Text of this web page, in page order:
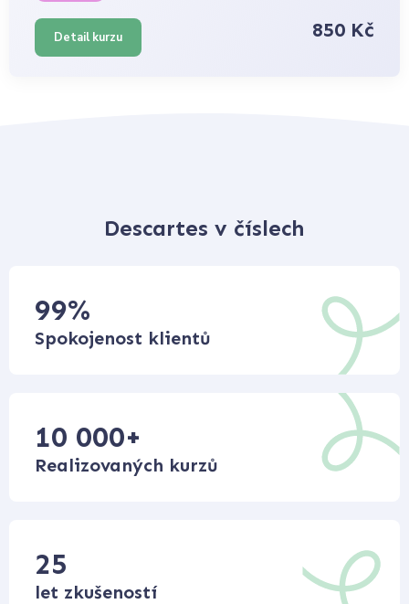
Detail kurzu 850 Kč
Descartes v číslech
99%
Spokojenost klientů
10 000+
Realizovaných kurzů
25
let zkušeností